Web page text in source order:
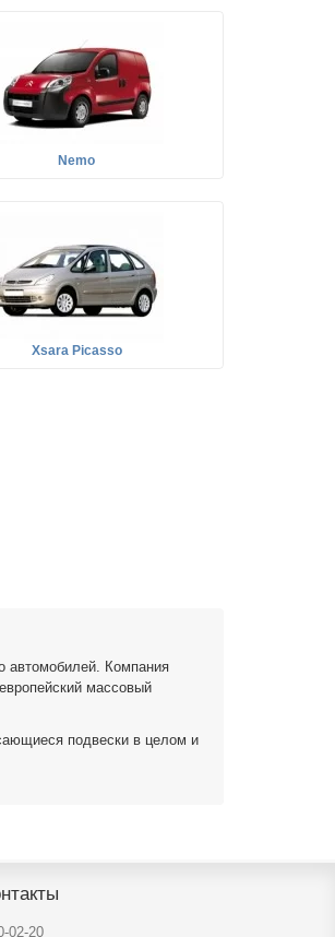
Nemo
Xsara Picasso
автомобилей. Компания
массовый
подвески в целом и
клиренса, цифровая
02-20